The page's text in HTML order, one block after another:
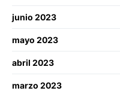
junio 2023
mayo 2023
abril 2023
marzo 2023